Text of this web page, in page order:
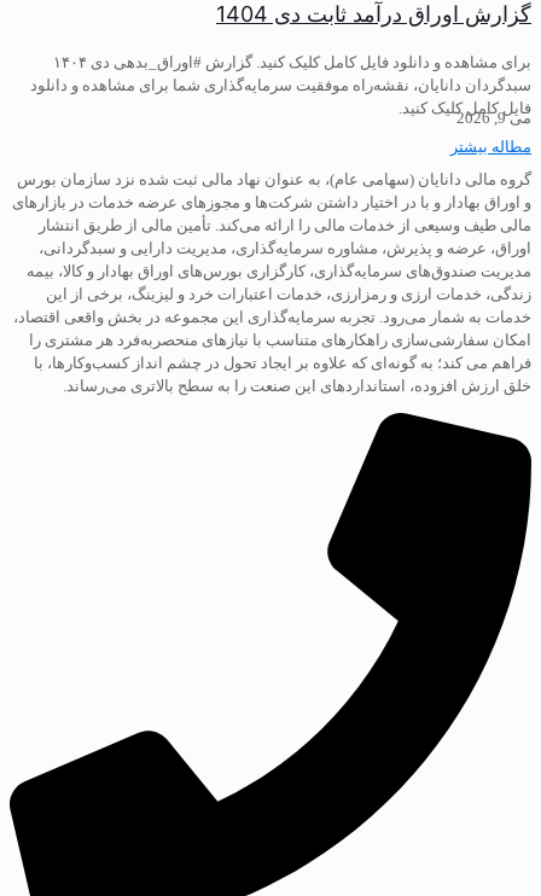
گزارش اوراق درآمد ثابت دی 1404
برای مشاهده و دانلود فایل کامل کلیک کنید. گزارش #اوراق_بدهی دی ۱۴۰۴
سبدگردان دانایان، نقشه‌راه موفقیت سرمایه‌گذاری شما برای مشاهده و دانلود
فایل کامل کلیک کنید.
مطاله بیشتر
می 9, 2026
گروه مالی دانایان (سهامی عام)، به عنوان نهاد مالی ثبت شده نزد سازمان بورس
و اوراق بهادار و با در اختیار داشتن شرکت‌ها و مجوزهای عرضه خدمات در بازارهای
مالی طیف وسیعی از خدمات مالی را ارائه می‌کند. تأمین مالی از طریق انتشار
اوراق، عرضه و پذیرش، مشاوره سرمایه‌گذاری، مدیریت دارایی و سبدگردانی،
مدیریت صندوق‌های سرمایه‌گذاری، کارگزاری بورس‌های اوراق بهادار و کالا، بیمه
زندگی، خدمات ارزی و رمزارزی، خدمات اعتبارات خرد و لیزینگ، برخی از این
خدمات به شمار می‌رود. تجربه سرمایه‌گذاری این مجموعه در بخش واقعی اقتصاد،
امکان سفارشی‌سازی راهکارهای متناسب با نیازهای منحصربه‌فرد هر مشتری را
فراهم می کند؛ به گونه‌ای که علاوه بر ایجاد تحول در چشم انداز کسب‌و‌کارها، با
خلق ارزش افزوده، استانداردهای این صنعت را به سطح بالاتری می‌رساند.